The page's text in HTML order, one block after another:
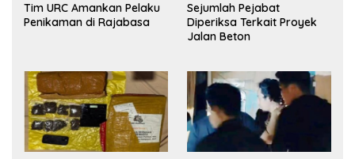
Tim URC Amankan Pelaku
Penikaman di Rajabasa
Sejumlah Pejabat
Diperiksa Terkait Proyek
Jalan Beton